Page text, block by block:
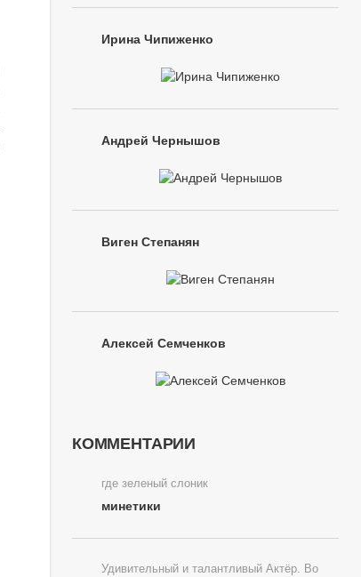
Ирина Чипиженко
Андрей Чернышов
Виген Степанян
Алексей Семченков
КОММЕНТАРИИ
где зеленый слоник
минетики
Удивительный и талантливый Актёр. Во